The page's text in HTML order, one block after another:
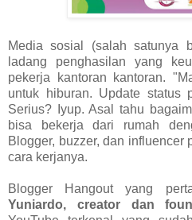
Media sosial (salah satunya
ladang penghasilan yang
pekerja kantoran kantoran.
untuk hiburan. Update status
Serius? Iyup. Asal tahu
bisa bekerja dari rumah
Blogger, buzzer, dan influencer
cara kerjanya.
Blogger Hangout yang
Yuniardo, creator dan